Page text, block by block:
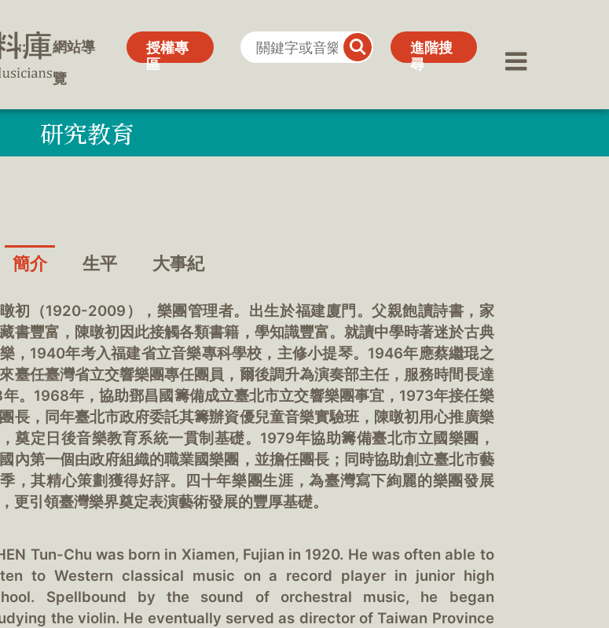
:::
網站導
覽
授權專
區
進階搜
尋
:::
網站導
覽
授權專
區
進階搜
尋
研究教育
簡介 生平 大事紀
初（1920-2009），樂團管理者。出生於福建廈門。父親飽讀詩書，家
書豐富，陳暾初因此接觸各類書籍，學知識豐富。就讀中學時著迷於古典
，1940年考入福建省立音樂專科學校，主修小提琴。1946年應蔡繼琨之
臺任臺灣省立交響樂團專任團員，爾後調升為演奏部主任，服務時間長達
。1968年，協助鄧昌國籌備成立臺北市立交響樂團事宜，1973年接任樂
長，同年臺北市政府委託其籌辦資優兒童音樂實驗班，陳暾初用心推廣樂
奠定日後音樂教育系統一貫制基礎。1979年協助籌備臺北市立國樂團，
內第一個由政府組織的職業國樂團，並擔任團長；同時協助創立臺北市藝
，其精心策劃獲得好評。四十年樂團生涯，為臺灣寫下絢麗的樂團發展
更引領臺灣樂界奠定表演藝術發展的豐厚基礎。
Tun-Chu was born in Xiamen, Fujian in 1920. He was often able to
to Western classical music on a record player in junior high
Spellbound by the sound of orchestral music, he began
the violin. He eventually served as director of Taiwan Province